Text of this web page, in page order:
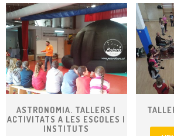
ASTRONOMIA. TALLERS I
ACTIVITATS A LES ESCOLES I
INSTITUTS